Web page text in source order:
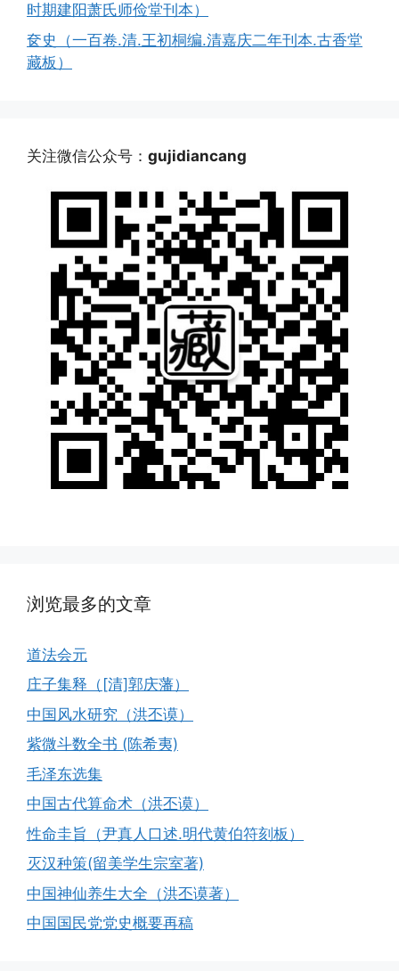
时期建阳萧氏师俭堂刊本）
奁史（一百卷.清.王初桐编.清嘉庆二年刊本.古香堂
藏板）
关注微信公众号： gujidiancang
浏览最多的文章
道法会元
庄子集释（[清]郭庆藩）
中国风水研究（洪丕谟）
紫微斗数全书 (陈希夷)
毛泽东选集
中国古代算命术（洪丕谟）
性命圭旨（尹真人口述.明代黄伯符刻板）
灭汉种策(留美学生宗室著)
中国神仙养生大全（洪丕谟著）
中国国民党党史概要再稿